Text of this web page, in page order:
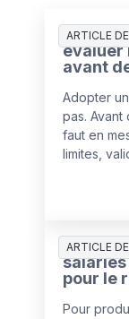
ARTICLE
évaluer
avant
Adopter
pas. Avant
faut en
limites,
ARTICLE
pour le
Pour